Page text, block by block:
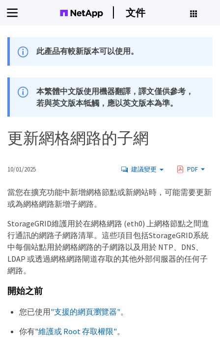
文件
此產品有較新版本可以使用。
本繁體中文版使用機器翻譯，譯文僅供參考，
若與英文版本牴觸，應以英文版本為準。
更新網格網路的子網
10/01/2025 建議變更 PDF
當您在擴充功能中新增網格節點或新網站時，可能需要更新
或為網格網路新增子網路。
StorageGRID維護用於在網格網路 (eth0) 上網格節點之間進
行通訊的網路子網路清單。這些項目包括StorageGRID系統
中每個站點用於網格網路的子網路以及用於 NTP、DNS、
LDAP 或透過網格網路閘道存取的其他外部伺服器的任何子
網路。
開始之前
您已使用"支援的網頁瀏覽器"。
你有"維護或 Root 存取權限"。